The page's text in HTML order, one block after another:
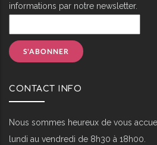
informations par notre newsletter.
CONTACT INFO
Nous sommes heureux de vous
lundi au vendredi de 8h30 à 18h00.